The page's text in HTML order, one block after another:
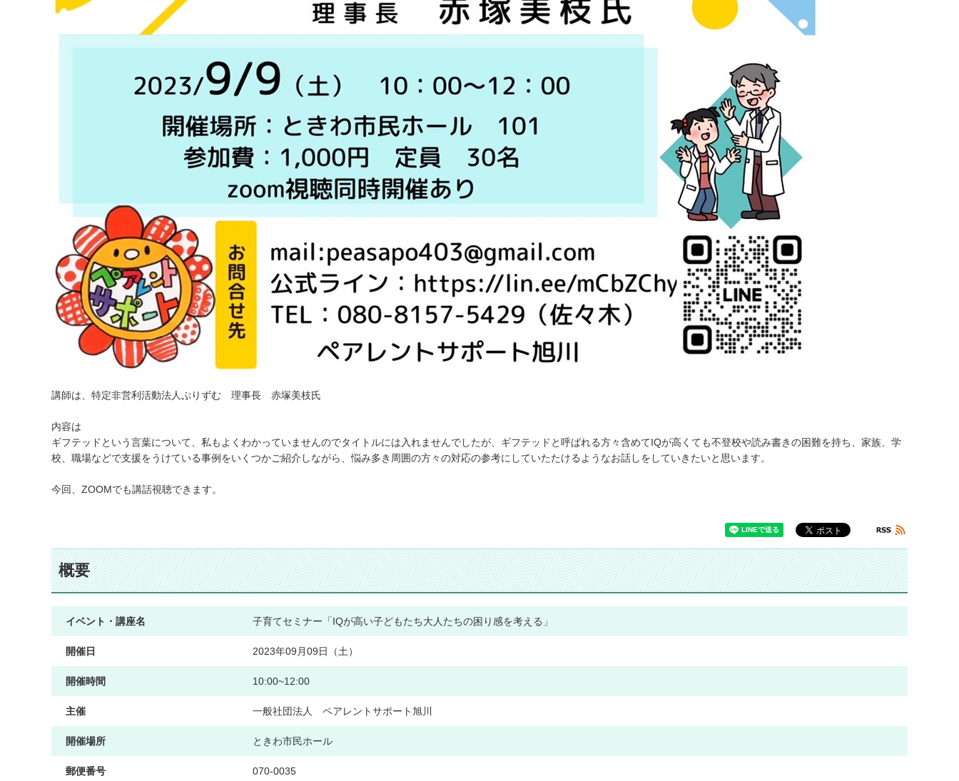
講師は、特定非営利活動法人ぷりずむ 理事長 赤塚美枝氏
内容は
ギフテッドという言葉について、私もよくわかっていませんのでタイトルには入れませんでしたが、ギフテッドと呼ばれる方々含めてIQが高くても不登校や読み書きの困難を持ち、家族、学
校、職場などで支援をうけている事例をいくつかご紹介しながら、悩み多き周囲の方々の対応の参考にしていたたけるようなお話しをしていきたいと思います。
今回、ZOOMでも講話視聴できます。
概要
イベント・講座名 子育てセミナー「IQが高い子どもたち大人たちの困り感を考える」
開催日 2023年09月09日（土）
開催時間 10:00~12:00
主催 一般社団法人 ペアレントサポート旭川
開催場所 ときわ市民ホール
郵便番号 070-0035